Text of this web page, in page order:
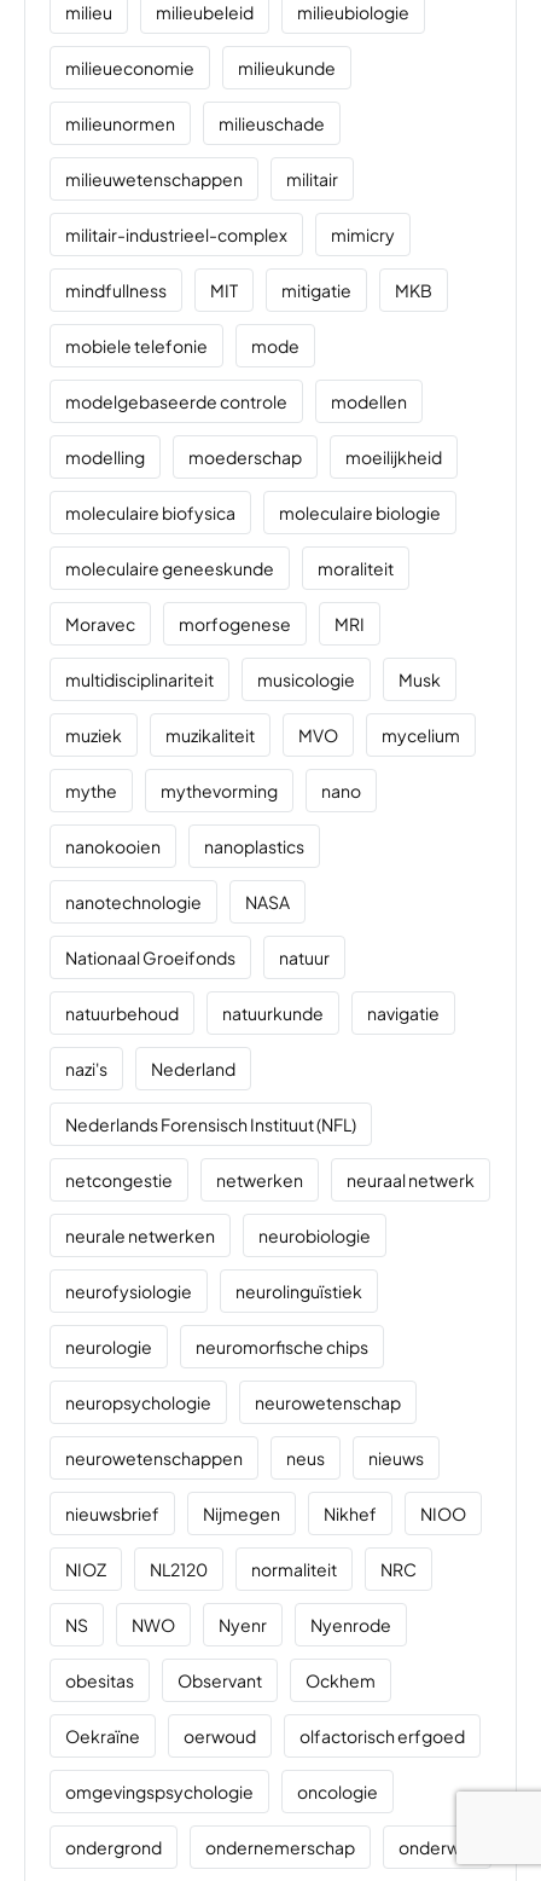
milieu milieubeleid milieubiologie
milieueconomie milieukunde
milieunormen milieuschade
milieuwetenschappen militair
militair-industrieel-complex mimicry
mindfullness MIT mitigatie MKB
mobiele telefonie mode
modelgebaseerde controle modellen
modelling moederschap moeilijkheid
moleculaire biofysica moleculaire biologie
moleculaire geneeskunde moraliteit
Moravec morfogenese MRI
multidisciplinariteit musicologie Musk
muziek muzikaliteit MVO mycelium
mythe mythevorming nano
nanokooien nanoplastics
nanotechnologie NASA
Nationaal Groeifonds natuur
natuurbehoud natuurkunde navigatie
nazi's Nederland
Nederlands Forensisch Instituut (NFL)
netcongestie netwerken neuraal netwerk
neurale netwerken neurobiologie
neurofysiologie neurolinguïstiek
neurologie neuromorfische chips
neuropsychologie neurowetenschap
neurowetenschappen neus nieuws
nieuwsbrief Nijmegen Nikhef NIOO
NIOZ NL2120 normaliteit NRC
NS NWO Nyenr Nyenrode
obesitas Observant Ockhem
Oekraïne oerwoud olfactorisch erfgoed
omgevingspsychologie oncologie
ondergrond ondernemerschap onderwijs